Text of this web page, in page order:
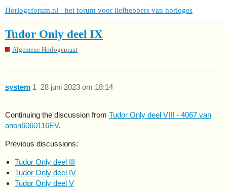
Horlogeforum.nl - het forum voor liefhebbers van horloges
Tudor Only deel IX
Algemene Horlogepraat
system 28 juni 2023 om 18:14
1
Continuing the discussion from Tudor Only deel VIII - 4067 van
anon6060116EV.
Previous discussions:
Tudor Only deel III
Tudor Only deel IV
Tudor Only deel V